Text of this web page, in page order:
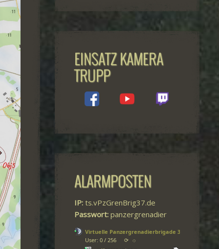
EINSATZ KAMERA
TRUPP
ALARMPOSTEN
IP: ts.vPzGrenBrig37.de
Passwort: panzergrenadier
Virtuelle Panzergrenadierbrigade 37
User: 0 / 256
⟳ ◌